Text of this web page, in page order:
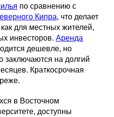
по сравнению с
Кипра, что делает
для местных жителей,
инвесторов. Аренда
дешевле, но
заключаются на долгий
Краткосрочная
в Восточном
доступны